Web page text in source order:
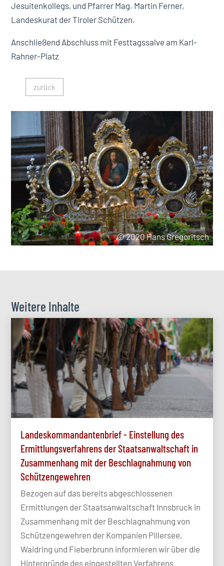
Jesuitenkollegs, und Pfarrer Mag. Martin Ferner,
Landeskurat der Tiroler Schützen.
Anschließend Abschluss mit Festtagssalve am Karl-
Rahner-Platz
zurück
© 2020 Hans Gregoritsch
Weitere Inhalte
Landeskommandantenbrief - Einstellung des
Ermittlungsverfahrens der Staatsanwaltschaft in
Zusammenhang mit der Beschlagnahmung von
Schützengewehren
Bezogen auf das bereits abgeschlossenen
Ermittlungen der Staatsanwaltschaft Innsbruck in
Zusammenhang mit der Beschlagnahmung von
Schützengewehren der Kompanien Pillersee,
Waidring und Fieberbrunn informieren wir über die
Hintergründe des eingestellten Verfahrens